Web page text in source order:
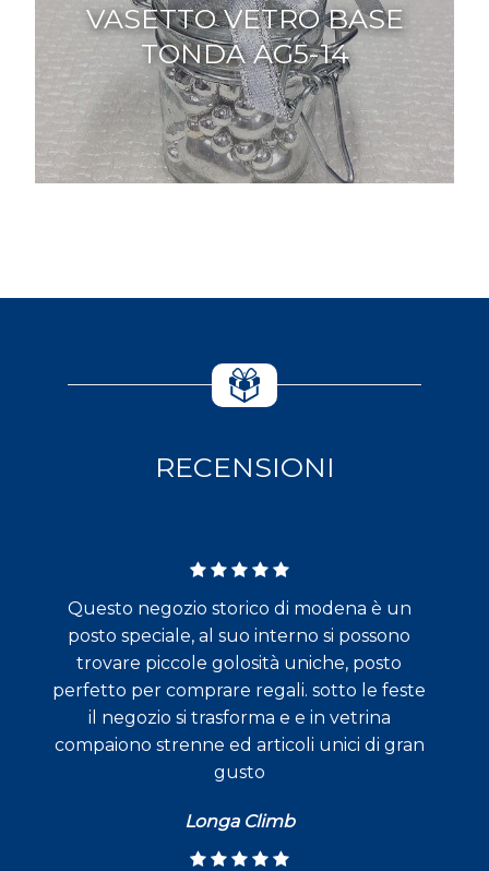
VASETTO VETRO BASE
TONDA AG5-14
RECENSIONI
Questo negozio storico di modena è un
posto speciale, al suo interno si possono
trovare piccole golosità uniche, posto
perfetto per comprare regali. sotto le feste
il negozio si trasforma e e in vetrina
compaiono strenne ed articoli unici di gran
gusto
Longa Climb